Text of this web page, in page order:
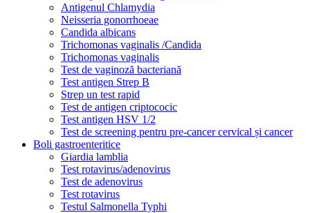
Antigenul Chlamydia
Neisseria gonorrhoeae
Candida albicans
Trichomonas vaginalis /Candida
Trichomonas vaginalis
Test de vaginoză bacteriană
Test antigen Strep B
Strep un test rapid
Test de antigen criptococic
Test antigen HSV 1/2
Test de screening pentru pre-cancer cervical și cancer
Boli gastroenteritice
Giardia lamblia
Test rotavirus/adenovirus
Test de adenovirus
Test rotavirus
Testul Salmonella Typhi